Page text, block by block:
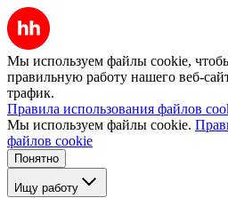
Мы используем файлы cookie,
правильную работу нашего веб-
трафик.
Правила использования файлов
Мы используем файлы cookie.
файлов cookie
Понятно
Ищу работу